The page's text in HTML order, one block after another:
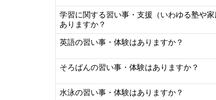
学習に関する習い事・支援（いわゆる塾や
ありますか？
英語の習い事・体験はありますか？
そろばんの習い事・体験はありますか？
水泳の習い事・体験はありますか？